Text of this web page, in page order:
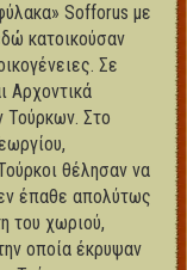
Sofforus με
κατοικούσαν
Σε
Αρχοντικά
Τούρκων. Στο
θέλησαν να
έπαθε απολύτως
του χωριού,
οποία έκρυψαν